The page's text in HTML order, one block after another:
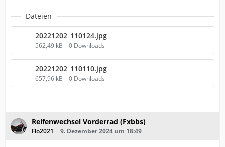
Dateien
20221202_110124.jpg
562,49 kB – 0 Downloads
20221202_110110.jpg
657,96 kB – 0 Downloads
Reifenwechsel Vorderrad (Fxbbs)
Flo2021 9. Dezember 2024 um 18:49